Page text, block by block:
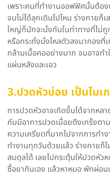
เพราะคนที่ทำงานออฟฟิศนั้นต้อ
จนไม่ได้ลุกเดินไปไหน ร่างกายก็
ใหญ่ก็มักจะนั่งกันในท่าทางที่ไม่
หรือกระทั่งนั่งไหลตัวลงมากองที่
กล้ามเนื้อคออย่างมาก จนอาจทำ
แผ่นหลังและเอว
3.ปวดหัวบ่อย เป็นไมเ
การปวดหัวอาจเกิดขึ้นได้จากหล
กับมีอาการปวดเมื่อยตึงเกร็งตา
ความเครียดที่มากไปจากการทำ
ทำงานทุกวันด้วยแล้ว ร่างกายก็
สมดุลได้ เลยไปกระตุ้นให้ปวดหั
ซื้อยากินเอง แล้วหาหมอ พักผ่อน